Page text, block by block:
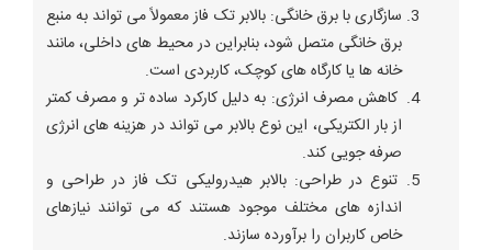
سازگاری با برق خانگی: بالابر تک فاز معمولاً می ‌تواند به منبع
برق خانگی متصل شود، بنابراین در محیط‌ های داخلی، مانند
خانه ‌ها یا کارگاه‌ های کوچک، کاربردی است.
کاهش مصرف انرژی: به دلیل کارکرد ساده ‌تر و مصرف کمتر
از بار الکتریکی، این نوع بالابر می ‌تواند در هزینه‌ های انرژی
صرفه‌ جویی کند.
تنوع در طراحی: بالابر هیدرولیکی تک فاز در طراحی و
اندازه ‌های مختلف موجود هستند که می ‌توانند نیازهای
خاص کاربران را برآورده سازند.